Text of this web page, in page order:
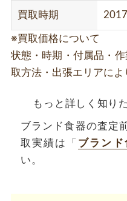
買取時期
※買取価格について
状態・時期・付属品・
取方法・出張エリアによ
もっと詳しく知り
ブランド食器の査定
取実績は「 ブランド
い。